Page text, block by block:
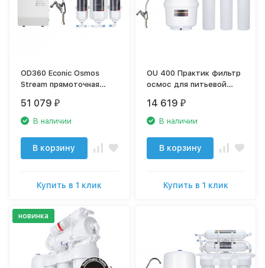
OD360 Econic Osmos
Stream прямоточная
обратного осмоса с
минерализацией ОД360
51 079 ₽
В наличии
В корзину
Купить в 1 клик
OU 400 Практик фильтр
осмос для питьевой
14 619 ₽
В наличии
В корзину
Купить в 1 клик
новинка